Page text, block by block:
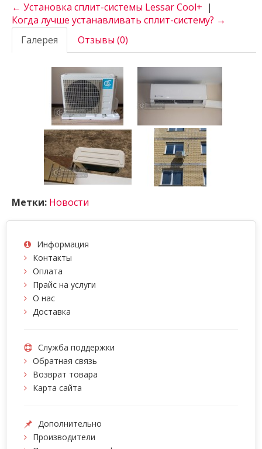
← Установка сплит-системы Lessar Cool+ |
Когда лучше устанавливать сплит-систему? →
Галерея
Отзывы (0)
Метки: Новости
Информация
Контакты
Оплата
Прайс на услуги
О нас
Доставка
Служба поддержки
Обратная связь
Возврат товара
Карта сайта
Дополнительно
Производители